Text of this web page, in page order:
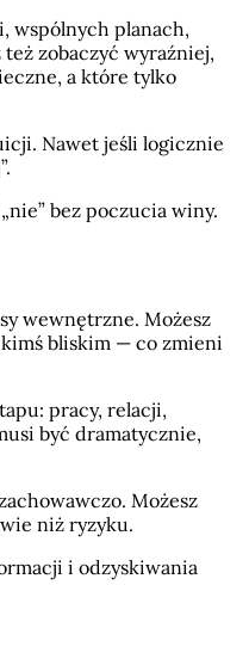
wspólnych planach,
zobaczyć wyraźniej,
a które tylko
Nawet jeśli logicznie
bez poczucia winy.
wewnętrzne. Możesz
bliskim — co zmieni
pracy, relacji,
być dramatycznie,
Możesz
niż ryzyku.
i odzyskiwania